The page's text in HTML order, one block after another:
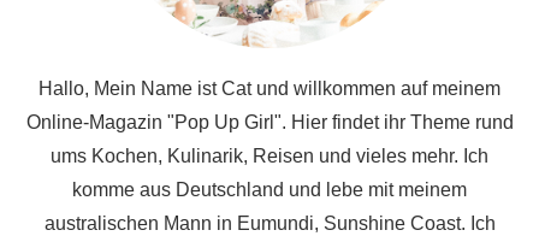
Hallo, Mein Name ist Cat und willkommen auf meinem
Online-Magazin "Pop Up Girl". Hier findet ihr Theme rund
ums Kochen, Kulinarik, Reisen und vieles mehr. Ich
komme aus Deutschland und lebe mit meinem
australischen Mann in Eumundi, Sunshine Coast. Ich